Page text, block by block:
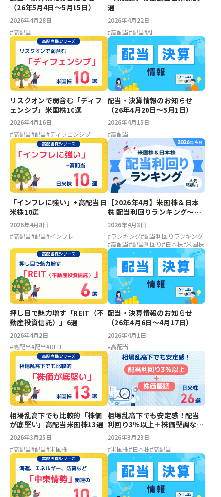
（26年5月4日〜5月15日）
2026年4月28日
#高配当
選
2026年4月22日
#高配当#配当#AI
リスクオンで弱含む「ディフ
ェンシブ」米国株10選
2026年4月16日
#高配当#配当#ディフェンシブ
配当・決算情報のお知らせ
（26年4月20日〜5月1日）
2026年4月15日
#高配当
「インフレに強い」+高配当日
米株10選
2026年4月8日
#高配当#配当#インフレ
【2026年4月】米国株＆日本
株 配当利回りランキング～ア
ルトリア6.55％、ベライゾン
5.6％、マツダ5.26％、川崎汽
船4.38％
2026年4月3日
#ランキング#配当利回りランキング
#高配当#配当利回り#日本株#米国株
押し目で魅力増す「REIT（不
動産投資信託）」6選
2026年4月2日
#高配当#配当#REIT
配当・決算情報のお知らせ
（26年4月6日〜4月17日）
2026年4月1日
#高配当
相場乱高下でも比較的「株価
が底堅い」高配当米国株13選
2026年3月25日
#高配当#配当#米国株
相場乱高下でも安定感！配当
利回り3％以上＋株価堅調な日
米株26選
2026年3月23日
#米国株#日本株#高配当